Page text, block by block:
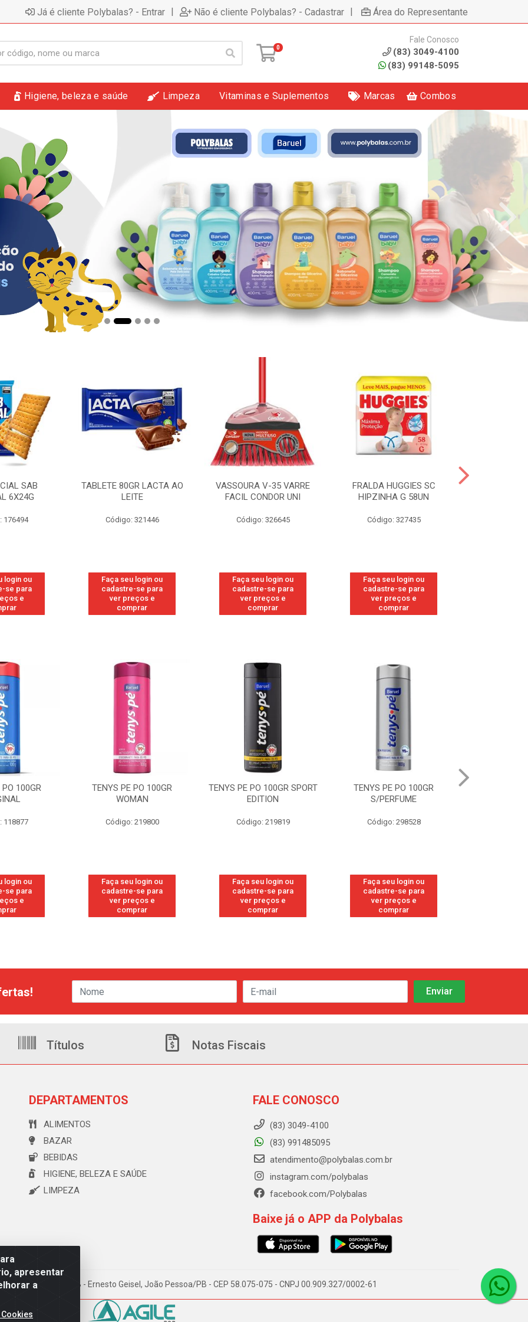
Já é cliente Polybalas? - Entrar | Não é cliente Polybalas? - Cadastrar | Área do Representante
0
Fale Conosco
(83) 3049-4100
(83) 99148-5095
Higiene, beleza e saúde Limpeza Vitaminas e Suplementos Marcas Combos
SAB
6X24G
176494
login ou
se para
e
TABLETE 80GR LACTA AO
LEITE
Código: 321446
Faça seu login ou
cadastre-se para
ver preços e
comprar
VASSOURA V-35 VARRE
FACIL CONDOR UNI
Código: 326645
Faça seu login ou
cadastre-se para
ver preços e
comprar
FRALDA HUGGIES SC
HIPZINHA G 58UN
Código: 327435
Faça seu login ou
cadastre-se para
ver preços e
comprar
100GR
118877
login ou
se para
e
TENYS PE PO 100GR
WOMAN
Código: 219800
Faça seu login ou
cadastre-se para
ver preços e
comprar
TENYS PE PO 100GR SPORT
EDITION
Código: 219819
Faça seu login ou
cadastre-se para
ver preços e
comprar
TENYS PE PO 100GR
S/PERFUME
Código: 298528
Faça seu login ou
cadastre-se para
ver preços e
comprar
apresentar
a
Títulos Notas Fiscais
DEPARTAMENTOS
ALIMENTOS
BAZAR
BEBIDAS
HIGIENE, BELEZA E SAÚDE
LIMPEZA
FALE CONOSCO
(83) 3049-4100
(83) 991485095
atendimento@polybalas.com.br
instagram.com/polybalas
facebook.com/Polybalas
Baixe já o APP da Polybalas
173 Galpão B - Ernesto Geisel, João Pessoa/PB - CEP 58.075-075 - CNPJ 00.909.327/0002-61